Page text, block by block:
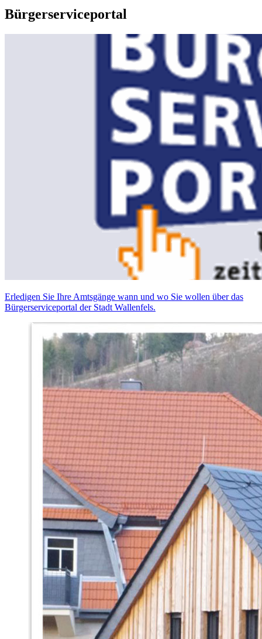
Bürgerserviceportal
Erledigen Sie Ihre Amtsgänge wann und wo Sie wollen über das
Bürgerserviceportal der Stadt Wallenfels.